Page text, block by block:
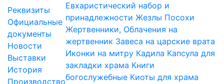
Реквизиты
Официальные
документы
Новости
Выставки
История
Производство
Евхаристический набор и
принадлежности Жезлы Посохи
Жертвенники, Облачения на
жертвенник Завеса на царские врата
Иконки на митру Кадила Капсула для
закладки храма Книги
богослужебные Киоты для храма